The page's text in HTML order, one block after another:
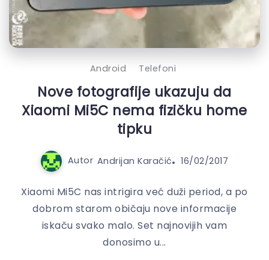
Android Telefoni
Nove fotografije ukazuju da
Xiaomi Mi5C nema fizičku home
tipku
Autor Andrijan Karačić 16/02/2017
Xiaomi Mi5C nas intrigira već duži period, a po
dobrom starom običaju nove informacije
iskaču svako malo. Set najnovijih vam
donosimo u...